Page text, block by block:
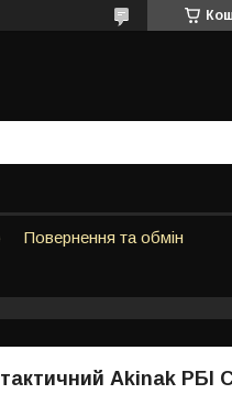
Повернення та обмін
Akinak РБІ